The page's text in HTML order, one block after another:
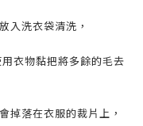
入洗衣袋清洗，
衣物黏把將多餘的毛去
掉落在衣服的裁片上，